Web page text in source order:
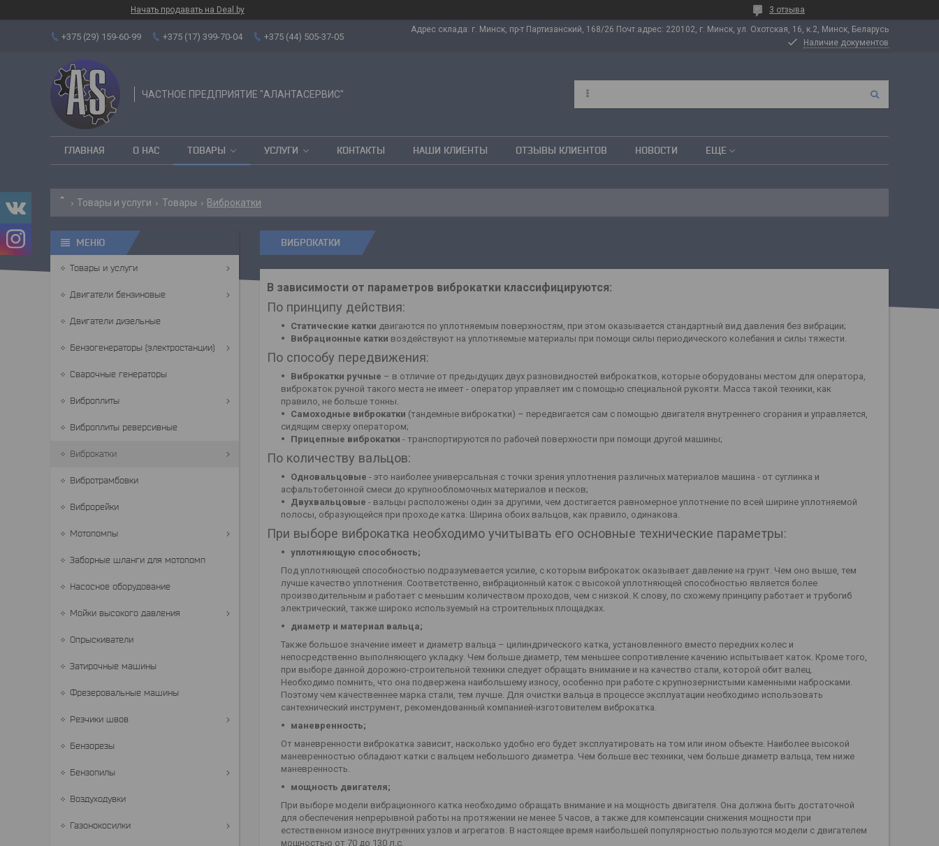
Начать продавать на Deal.by 3 отзыва
+375 (29) 159-60-99 +375 (17) 399-70-04 +375 (44) 505-37-05
Адрес склада: г. Минск, пр-т Партизанский, 168/26 Почт.адрес: 220102, г. Минск, ул. Охотская, 16, к.2, Минск, Беларусь
Наличие документов
ЧАСТНОЕ ПРЕДПРИЯТИЕ "АЛАНТАСЕРВИС"
ГЛАВНАЯ О НАС ТОВАРЫ УСЛУГИ КОНТАКТЫ НАШИ КЛИЕНТЫ ОТЗЫВЫ КЛИЕНТОВ НОВОСТИ ЕЩЕ
Товары и услуги Товары Виброкатки
ВИБРОКАТКИ
В зависимости от параметров виброкатки классифицируются:
По принципу действия:
Статические катки двигаются по уплотняемым поверхностям, при этом оказывается стандартный вид давления без вибрации;
Вибрационные катки воздействуют на уплотняемые материалы при помощи силы периодического колебания и силы тяжести.
По способу передвижения:
Виброкатки ручные – в отличие от предыдущих двух разновидностей виброкатков, которые оборудованы местом для оператора,
виброкаток ручной такого места не имеет - оператор управляет им с помощью специальной рукояти. Масса такой техники, как
правило, не больше тонны.
Самоходные виброкатки (тандемные виброкатки) – передвигается сам с помощью двигателя внутреннего сгорания и управляется,
сидящим сверху оператором;
Прицепные виброкатки - транспортируются по рабочей поверхности при помощи другой машины;
По количеству вальцов:
Одновальцовые - это наиболее универсальная с точки зрения уплотнения различных материалов машина - от суглинка и
асфальтобетонной смеси до крупнообломочных материалов и песков;
Двухвальцовые - вальцы расположены один за другими, чем достигается равномерное уплотнение по всей ширине уплотняемой
полосы, образующейся при проходе катка. Ширина обоих вальцов, как правило, одинакова.
При выборе виброкатка необходимо учитывать его основные технические параметры:
уплотняющую способность;
Под уплотняющей способностью подразумевается усилие, с которым виброкаток оказывает давление на грунт. Чем оно выше, тем
лучше качество уплотнения. Соответственно, вибрационный каток с высокой уплотняющей способностью является более
производительным и работает с меньшим количеством проходов, чем с низкой. К слову, по схожему принципу работает и трубогиб
электрический, также широко используемый на строительных площадках.
диаметр и материал вальца;
Также большое значение имеет и диаметр вальца – цилиндрического катка, установленного вместо передних колес и
непосредственно выполняющего укладку. Чем больше диаметр, тем меньшее сопротивление качению испытывает каток. Кроме того,
при выборе данной дорожно-строительной техники следует обращать внимание и на качество стали, которой обит валец.
Необходимо помнить, что она подвержена наибольшему износу, особенно при работе с крупнозернистыми каменными набросками.
Поэтому чем качественнее марка стали, тем лучше. Для очистки вальца в процессе эксплуатации необходимо использовать
сантехнический инструмент, рекомендованный компанией-изготовителем виброкатка.
маневренность;
От маневренности виброкатка зависит, насколько удобно его будет эксплуатировать на том или ином объекте. Наиболее высокой
маневренностью обладают катки с вальцем небольшого диаметра. Чем больше вес техники, чем больше диаметр вальца, тем ниже
маневренность.
мощность двигателя;
При выборе модели вибрационного катка необходимо обращать внимание и на мощность двигателя. Она должна быть достаточной
для обеспечения непрерывной работы на протяжении не менее 5 часов, а также для компенсации снижения мощности при
естественном износе внутренних узлов и агрегатов. В настоящее время наибольшей популярностью пользуются модели с двигателем
мощностью от 70 до 130 л.с.
Товары и услуги
Двигатели бензиновые
Двигатели дизельные
Бензогенераторы (электростанции)
Сварочные генераторы
Виброплиты
Виброплиты реверсивные
Виброкатки
Вибротрамбовки
Виброрейки
Мотопомпы
Заборные шланги для мотопомп
Насосное оборудование
Мойки высокого давления
Опрыскиватели
Затирочные машины
Фрезеровальные машины
Резчики швов
Бензорезы
Бензопилы
Воздуходувки
Газонокосилки